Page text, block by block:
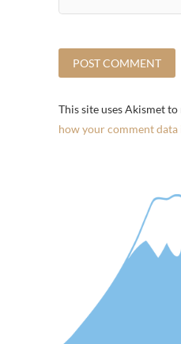
This site uses Akismet to
how your comment data